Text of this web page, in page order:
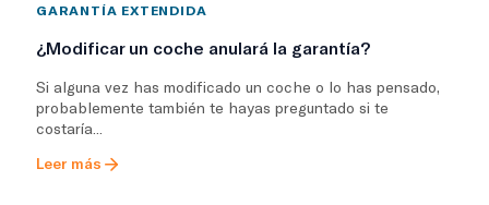
GARANTÍA EXTENDIDA
¿Modificar un coche anulará la garantía?
Si alguna vez has modificado un coche o lo has pensado,
probablemente también te hayas preguntado si te
costaría...
Leer más